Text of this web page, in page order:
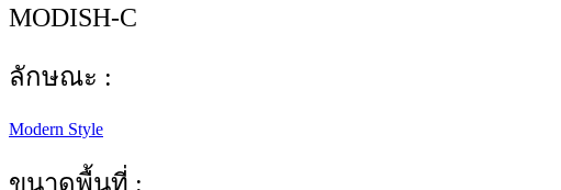
MODISH-C
ลักษณะ :
Modern Style
ขนาดพื้นที่ :